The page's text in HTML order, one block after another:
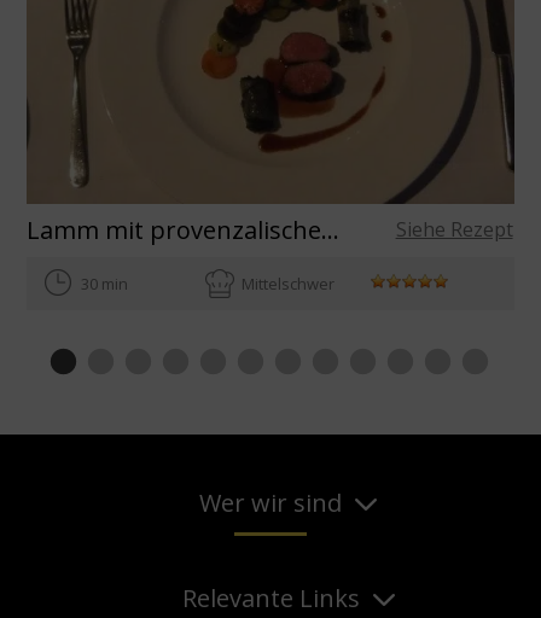
Lamm mit provenzalischem Gemüse Siehe Rezept
30 min Mittelschwer
Wer wir sind
Relevante Links